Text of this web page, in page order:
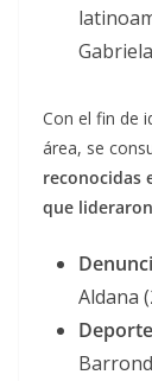
Con el fin de
área, se
reconocidas
que
Aldana